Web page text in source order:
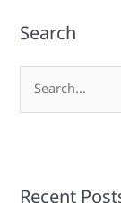
Search
e
c
Recent